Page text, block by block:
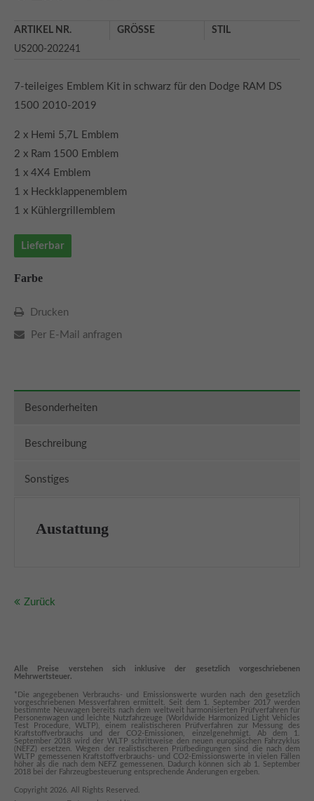
ultricies nec.
ARTIKEL NR.
US200-202241
GRÖSSE STIL
7-teileiges Emblem Kit in schwarz für den Dodge RAM DS
1500 2010-2019
2 x Hemi 5,7L Emblem
2 x Ram 1500 Emblem
1 x 4X4 Emblem
1 x Heckklappenemblem
1 x Kühlergrillemblem
Lieferbar
Farbe
Drucken
Per E-Mail anfragen
Besonderheiten
Beschreibung
Sonstiges
Austattung
Zurück
Alle Preise verstehen sich inklusive der gesetzlich vorgeschriebenen
Mehrwertsteuer.
*Die angegebenen Verbrauchs- und Emissionswerte wurden nach den gesetzlich
vorgeschriebenen Messverfahren ermittelt. Seit dem 1. September 2017 werden
bestimmte Neuwagen bereits nach dem weltweit harmonisierten Prüfverfahren für
Personenwagen und leichte Nutzfahrzeuge (Worldwide Harmonized Light Vehicles
Test Procedure, WLTP), einem realistischeren Prüfverfahren zur Messung des
Kraftstoffverbrauchs und der CO2-Emissionen, einzelgenehmigt. Ab dem 1.
September 2018 wird der WLTP schrittweise den neuen europäischen Fahrzyklus
(NEFZ) ersetzen. Wegen der realistischeren Prüfbedingungen sind die nach dem
WLTP gemessenen Kraftstoffverbrauchs- und CO2-Emissionswerte in vielen Fällen
höher als die nach dem NEFZ gemessenen. Dadurch können sich ab 1. September
2018 bei der Fahrzeugbesteuerung entsprechende Änderungen ergeben.
Copyright 2026. All Rights Reserved.